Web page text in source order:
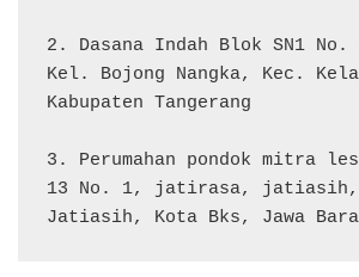
2. Dasana Indah Blok SN1 No.
Kel. Bojong Nangka, Kec.
Kabupaten Tangerang
3. Perumahan pondok mitra
13 No. 1, jatirasa,
Jatiasih, Kota Bks, Jawa